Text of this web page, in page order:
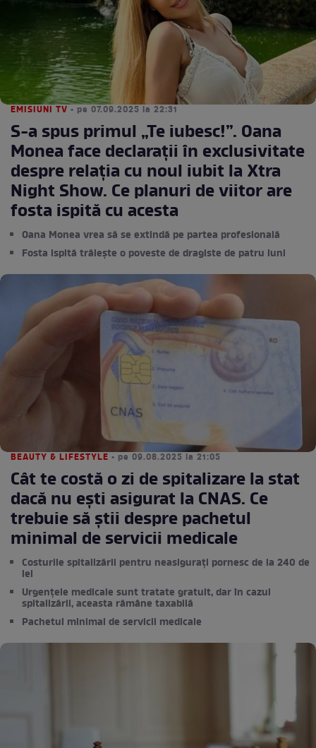
EMISIUNI TV • pe 07.09.2025 la 22:31
S-a spus primul „Te iubesc!”. Oana
Monea face declarații în exclusivitate
despre relația cu noul iubit la Xtra
Night Show. Ce planuri de viitor are
fosta ispită cu acesta
Oana Monea vrea să se extindă pe partea profesională
Fosta ispită trăiește o poveste de dragiste de patru luni
BEAUTY & LIFESTYLE • pe 09.08.2025 la 21:05
Cât te costă o zi de spitalizare la stat
dacă nu ești asigurat la CNAS. Ce
trebuie să știi despre pachetul
minimal de servicii medicale
Costurile spitalizării pentru neasigurați pornesc de la 240 de
lei
Urgențele medicale sunt tratate gratuit, dar în cazul
spitalizării, aceasta rămâne taxabilă
Pachetul minimal de servicii medicale